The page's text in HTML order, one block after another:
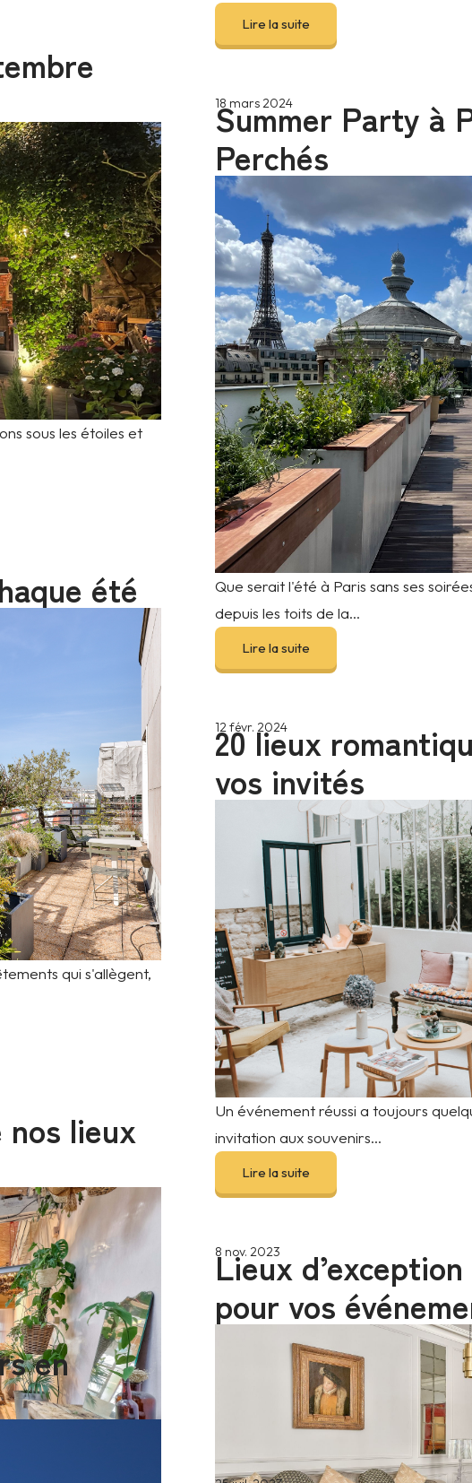
Lire la suite
sous les étoiles et
Summer Party à
Perchés
18 mars 2024
Que serait l'été à Paris sans ses
depuis les toits de la...
Lire la suite
été
qui s'allègent,
20 lieux
vos invités
12 févr. 2024
Un événement réussi a toujours
invitation aux souvenirs...
Lire la suite
nos lieux
Lieux
pour vos
8 nov. 2023
en